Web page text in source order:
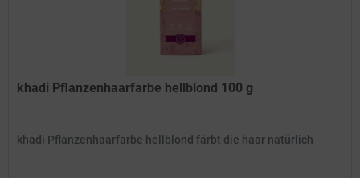
khadi Pflanzenhaarfarbe hellblond 100 g
khadi Pflanzenhaarfarbe hellblond färbt die haar natürlich